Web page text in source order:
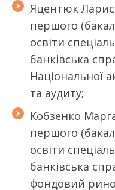
Яцентюк
першого
освіти
банківська
Національної
та аудиту;
Кобзенко
першого
освіти
банківська
фондовий